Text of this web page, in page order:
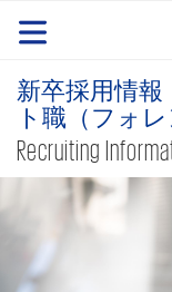
新卒採用情
ト職（フォ
Recruiting